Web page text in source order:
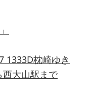
1333D枕崎ゆき
大山駅まで